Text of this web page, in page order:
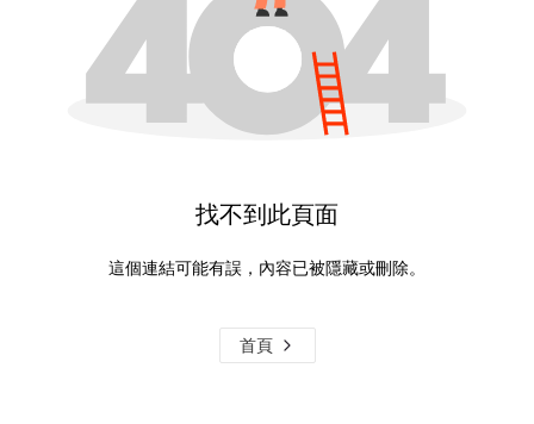
找不到此頁面
這個連結可能有誤，內容已被隱藏或刪除。
首頁